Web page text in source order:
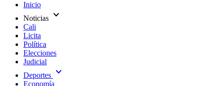
Inicio
Noticias expand_more
Cali
Licita
Política
Elecciones
Judicial
Deportes expand_more
Economía